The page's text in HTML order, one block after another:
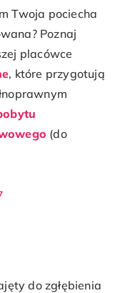
Twoja pociecha
Poznaj
placówce
, które przygotują
(do
do zgłębienia